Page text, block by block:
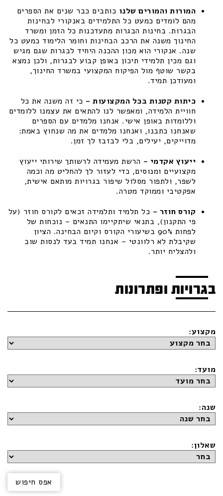
המורות והמורים שלנו כותבים כבר שנים את הספרים
מהם לומדים כמעט כל התלמידים באנקורי לבחינות
הבגרות. בחינות הבגרות מתעדכנות כל הזמן ומשרד
החינוך משנה את הרכב הבחינות וחומר הלימוד כמעט כל
שנה. אנקורי הוא מכון ההכנה היחיד לבגרות שגם מגיש
וגם מכין תלמידי תיכון באופן קבוע לבגרות, ולכן נמצא
בקשר שוטף מול הפיקוח המקצועי במשרד החינוך,
ומעודכן תמיד.
כיתות קטנות בכל המקצועות – כי זה משנה את כל
חוויית הלמידה, ומאפשר לנו להתאים את עצמנו ללומדים
וללומדות באופן אישי. אנחנו מלמדים עם הספרים
שאנחנו כתבנו, ואנחנו מלמדים את מה שנחוץ באמת:
מדוייקים, יעילים, בלי לבזבז לך זמן.
ייעוץ אקדמי – הרשת מעמידה לרשותך שירותי ייעוץ
מקצועיים ומנוסים, כדי לעזור לך להחליט מה וכמה
לשפר, ולתפור מסלול שיפור בגרויות מותאם אישית,
אפקטיבי וממוקד מטרה.
קורס חוזר – כל תלמיד ותלמידה זכאים לקורס חוזר (על
פי התקנון), בתנאי שיתקיימו התנאים – נוכחות של
לפחות 90% בשיעורי הקורס וקיום הבחינה. הציון
שקיבלת לא רלוונטי – אנחנו תמיד בעד לנסות שוב
ולהצליח יותר.
בגרויות ופתרונות
מקצוע:
מועד:
שנה:
שאלון: